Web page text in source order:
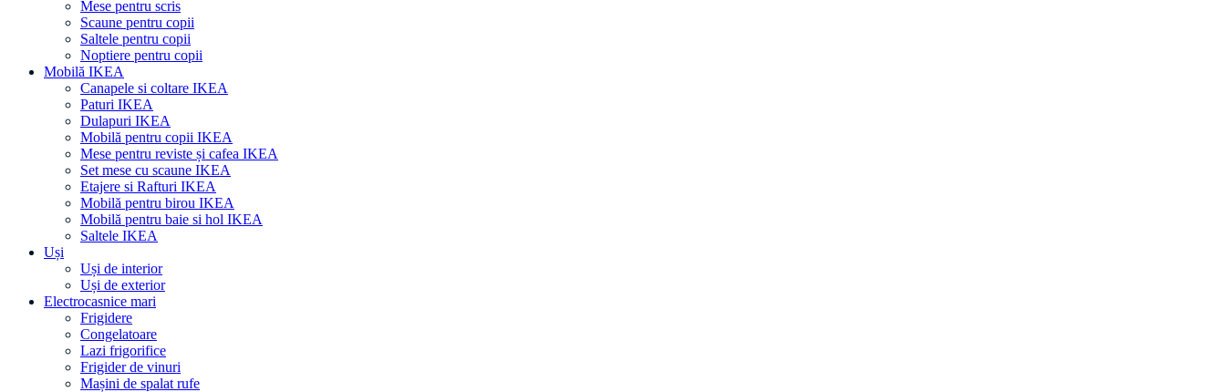
Mese pentru scris
Scaune pentru copii
Saltele pentru copii
Noptiere pentru copii
Mobilă IKEA
Canapele si coltare IKEA
Paturi IKEA
Dulapuri IKEA
Mobilă pentru copii IKEA
Mese pentru reviste și cafea IKEA
Set mese cu scaune IKEA
Etajere si Rafturi IKEA
Mobilă pentru birou IKEA
Mobilă pentru baie si hol IKEA
Saltele IKEA
Uși
Uși de interior
Uși de exterior
Electrocasnice mari
Frigidere
Congelatoare
Lazi frigorifice
Frigider de vinuri
Mașini de spalat rufe